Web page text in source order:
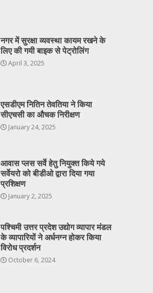
नगर में सुरक्षा व्यवस्था कायम रखने के
लिए की गयी बाइक से पेट्रोलिंग
April 3, 2025
एसडीएम नितिन तेवतिया ने किया
सीएचसी का औचक निरीक्षण
January 24, 2025
आवास प्लस सर्वे हेतु नियुक्त किये गये
सर्वेयरो को बीडीओ द्वारा दिया गया
प्रशिक्षण
January 2, 2025
पश्चिमी उत्तर प्रदेश उद्योग व्यापार मंडल
के व्यापारियों ने अर्धनग्न होकर किया
विरोध प्रदर्शन
October 6, 2024